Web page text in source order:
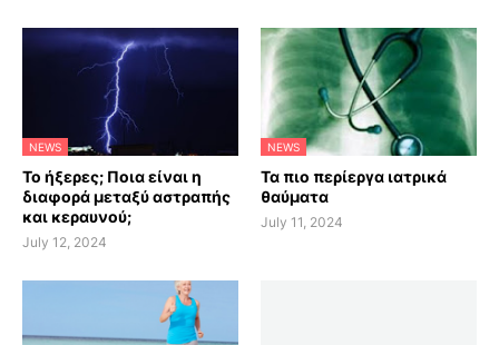
NEWS
Το ήξερες; Ποια είναι η
διαφορά μεταξύ αστραπής
και κεραυνού;
July 12, 2024
NEWS
Τα πιο περίεργα ιατρικά
θαύματα
July 11, 2024